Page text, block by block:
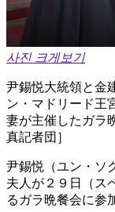
사진 크게보기
尹錫悦大統領と金
ン・マドリード王
妻が主催したガラ
真記者団］
尹錫悦（ユン・ソ
夫人が２９日（ス
るガラ晩餐会に参